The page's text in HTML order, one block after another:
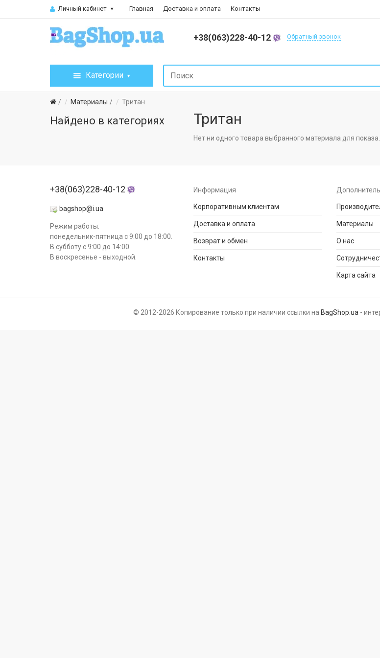
Личный кабинет Главная Доставка и оплата Контакты
+38(063)228-40-12 Обратный звонок
Категории
Материалы Тритан
Найдено в категориях Тритан
Нет ни одного товара выбранного материала для показа.
+38(063)228-40-12
bagshop@i.ua
Режим работы:
понедельник-пятница с 9:00 до 18:00.
В субботу с 9:00 до 14:00.
В воскресенье - выходной.
Информация
Корпоративным клиентам
Доставка и оплата
Возврат и обмен
Контакты
Материалы
О нас
Карта сайта
© 2012-2026 Копирование только при наличии ссылки на BagShop.ua -